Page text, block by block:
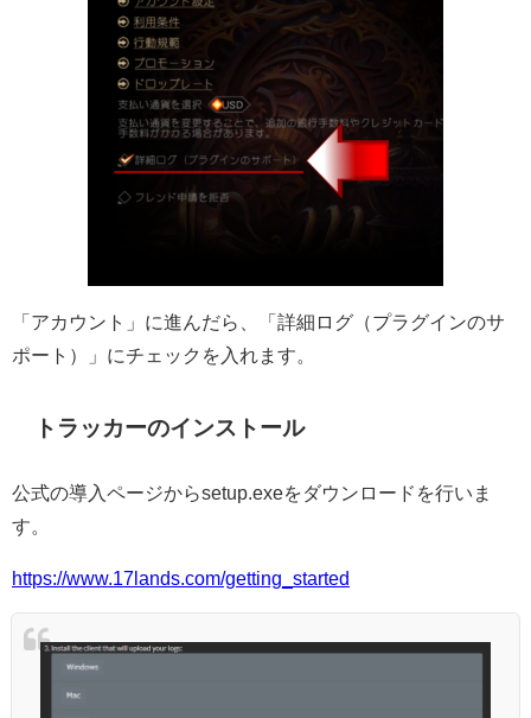
「アカウント」に進んだら、「詳細ログ（プラグインのサ
ポート）」にチェックを入れます。
トラッカーのインストール
公式の導入ページからsetup.exeをダウンロードを行いま
す。
https://www.17lands.com/getting_started